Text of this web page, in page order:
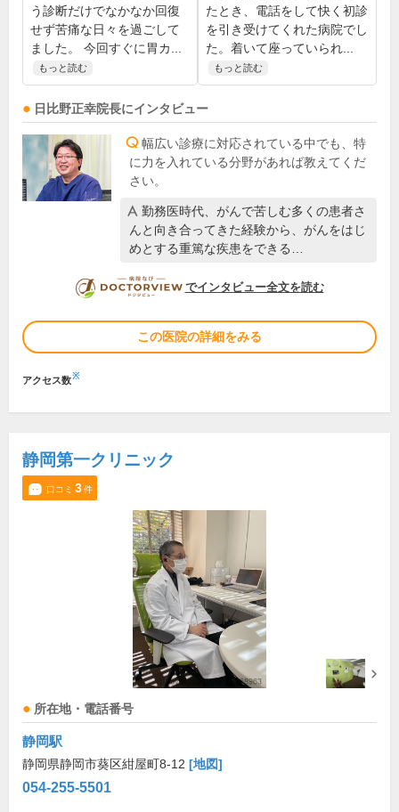
う診断だけでなかなか回復
せず苦痛な日々を過ごして
ました。 今回すぐに胃カ...
もっと読む
たとき、電話をして快く初診
を引き受けてくれた病院でし
た。着いて座っていられ...
もっと読む
日比野正幸院長にインタビュー
幅広い診療に対応されている中でも、特
に力を入れている分野があれば教えてくだ
さい。
勤務医時代、がんで苦しむ多くの患者さ
んと向き合ってきた経験から、がんをはじ
めとする重篤な疾患をできる…
DOCTORVIEW
でインタビュー全文を読む
この医院の詳細をみる
アクセス数※
静岡第一クリニック
口コミ 3件
所在地・電話番号
静岡駅
静岡県静岡市葵区紺屋町8-12 [地図]
054-255-5501